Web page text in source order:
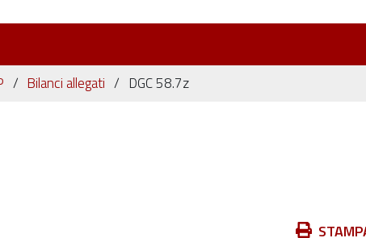
Bilanci allegati DGC 58.7z
Azioni